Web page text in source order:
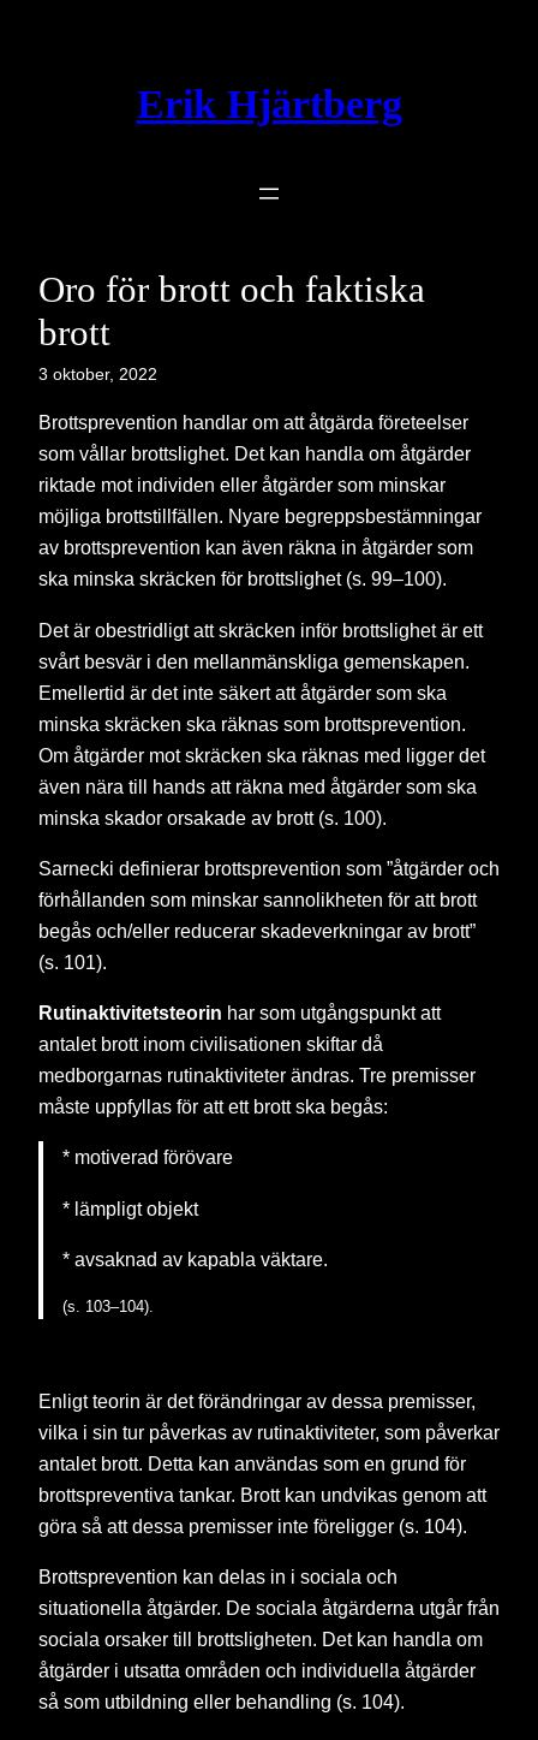
Erik Hjärtberg
Oro för brott och faktiska
brott
3 oktober, 2022
Brottsprevention handlar om att åtgärda företeelser
som vållar brottslighet. Det kan handla om åtgärder
riktade mot individen eller åtgärder som minskar
möjliga brottstillfällen. Nyare begreppsbestämningar
av brottsprevention kan även räkna in åtgärder som
ska minska skräcken för brottslighet (s. 99–100).
Det är obestridligt att skräcken inför brottslighet är ett
svårt besvär i den mellanmänskliga gemenskapen.
Emellertid är det inte säkert att åtgärder som ska
minska skräcken ska räknas som brottsprevention.
Om åtgärder mot skräcken ska räknas med ligger det
även nära till hands att räkna med åtgärder som ska
minska skador orsakade av brott (s. 100).
Sarnecki definierar brottsprevention som ”åtgärder och
förhållanden som minskar sannolikheten för att brott
begås och/eller reducerar skadeverkningar av brott”
(s. 101).
Rutinaktivitetsteorin har som utgångspunkt att
antalet brott inom civilisationen skiftar då
medborgarnas rutinaktiviteter ändras. Tre premisser
måste uppfyllas för att ett brott ska begås:
* motiverad förövare
* lämpligt objekt
* avsaknad av kapabla väktare.
(s. 103–104).
Enligt teorin är det förändringar av dessa premisser,
vilka i sin tur påverkas av rutinaktiviteter, som påverkar
antalet brott. Detta kan användas som en grund för
brottspreventiva tankar. Brott kan undvikas genom att
göra så att dessa premisser inte föreligger (s. 104).
Brottsprevention kan delas in i sociala och
situationella åtgärder. De sociala åtgärderna utgår från
sociala orsaker till brottsligheten. Det kan handla om
åtgärder i utsatta områden och individuella åtgärder
så som utbildning eller behandling (s. 104).